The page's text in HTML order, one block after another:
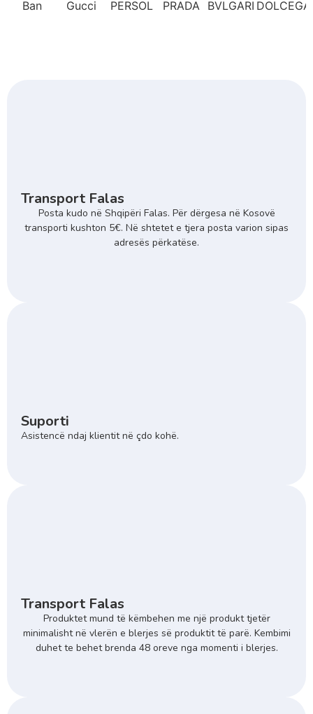
Transport Falas
Posta kudo në Shqipëri Falas. Për dërgesa në Kosovë
transporti kushton 5€. Në shtetet e tjera posta varion sipas
adresës përkatëse.
Suporti
Asistencë ndaj klientit në çdo kohë.
Transport Falas
Produktet mund të këmbehen me një produkt tjetër
minimalisht në vlerën e blerjes së produktit të parë. Kembimi
duhet te behet brenda 48 oreve nga momenti i blerjes.